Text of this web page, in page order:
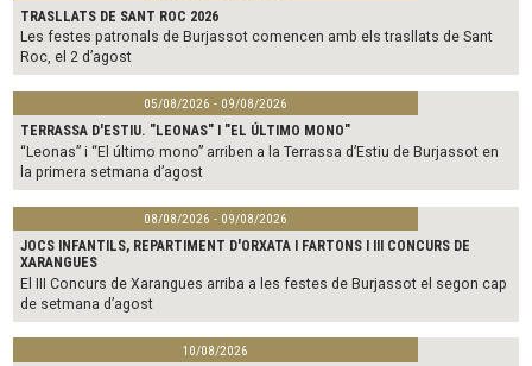
TRASLLATS DE SANT ROC 2026
Les festes patronals de Burjassot comencen amb els trasllats de Sant
Roc, el 2 d’agost
05/08/2026 - 09/08/2026
TERRASSA D'ESTIU. "LEONAS" I "EL ÚLTIMO MONO"
“Leonas” i “El último mono” arriben a la Terrassa d’Estiu de Burjassot en
la primera setmana d’agost
08/08/2026 - 09/08/2026
JOCS INFANTILS, REPARTIMENT D'ORXATA I FARTONS I III CONCURS DE
XARANGUES
El III Concurs de Xarangues arriba a les festes de Burjassot el segon cap
de setmana d’agost
10/08/2026